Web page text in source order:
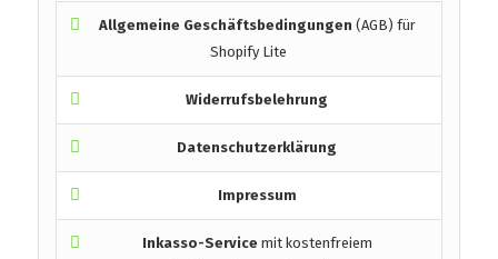
Allgemeine Geschäftsbedingungen (AGB) für
Shopify Lite
Widerrufsbelehrung
Datenschutzerklärung
Impressum
Inkasso-Service mit kostenfreiem